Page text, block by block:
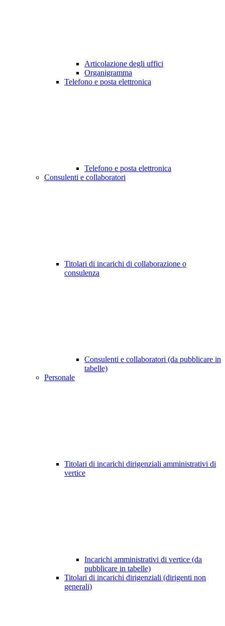
Articolazione degli uffici
Organigramma
Telefono e posta elettronica
Telefono e posta elettronica
Consulenti e collaboratori
Titolari di incarichi di collaborazione o
consulenza
Consulenti e collaboratori (da pubblicare in
tabelle)
Personale
Titolari di incarichi dirigenziali amministrativi di
vertice
Incarichi amministrativi di vertice (da
pubblicare in tabelle)
Titolari di incarichi dirigenziali (dirigenti non
generali)